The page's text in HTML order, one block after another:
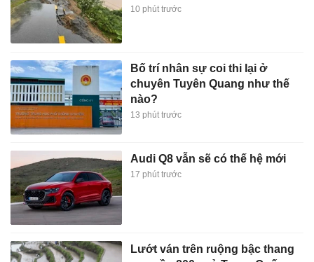
10 phút trước
Bố trí nhân sự coi thi lại ở
chuyên Tuyên Quang như thế
nào?
13 phút trước
Audi Q8 vẫn sẽ có thế hệ mới
17 phút trước
Lướt ván trên ruộng bậc thang